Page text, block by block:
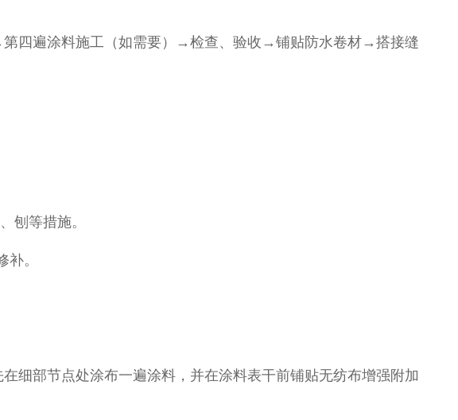
四遍涂料施工（如需要）→检查、验收→铺贴防水卷材→搭接缝
刨等措施。
。
细部节点处涂布一遍涂料，并在涂料表干前铺贴无纺布增强附加